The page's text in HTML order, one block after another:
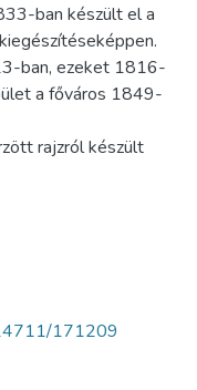
ban készült el a
ban, ezeket 1816-
a főváros 1849-
rajzról készült
171209